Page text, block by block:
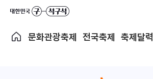
문화관광축제 전국축제 축제달력